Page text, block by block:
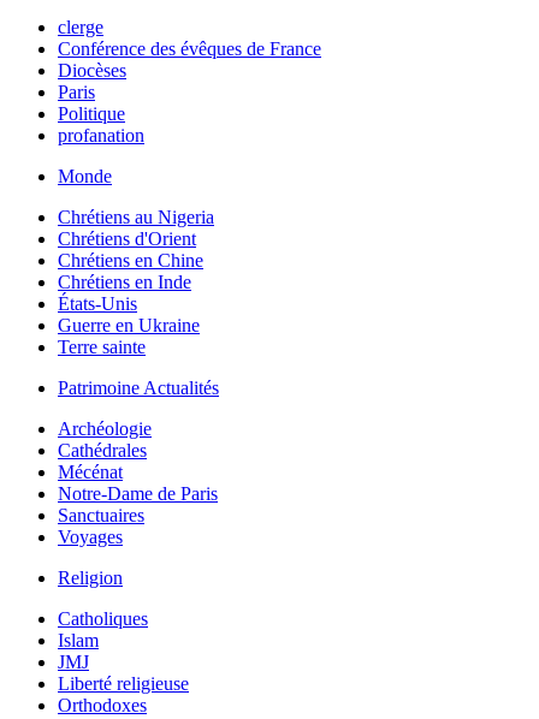
clerge
Conférence des évêques de France
Diocèses
Paris
Politique
profanation
Monde
Chrétiens au Nigeria
Chrétiens d'Orient
Chrétiens en Chine
Chrétiens en Inde
États-Unis
Guerre en Ukraine
Terre sainte
Patrimoine Actualités
Archéologie
Cathédrales
Mécénat
Notre-Dame de Paris
Sanctuaires
Voyages
Religion
Catholiques
Islam
JMJ
Liberté religieuse
Orthodoxes